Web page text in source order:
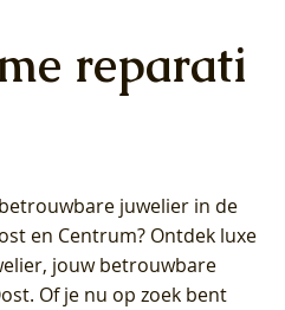
reparati
juwelier in de
en Centrum? Ontdek luxe
jouw betrouwbare
. Of je nu op zoek bent